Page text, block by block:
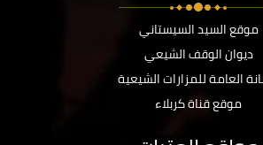
موقع السيد السيستاني
ديوان الوقف الشيعي
العامة للمزارات الشيعية
موقع قناة كربلاء